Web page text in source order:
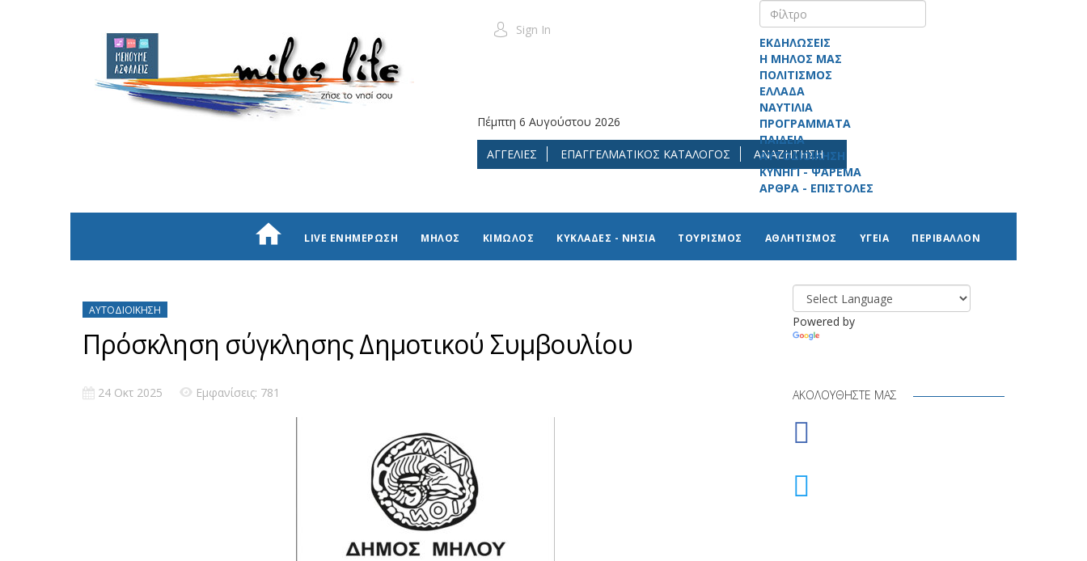
Sign In
Πέμπτη 6 Αυγούστου 2026
ΑΓΓΕΛΙΕΣ ΕΠΑΓΓΕΛΜΑΤΙΚΟΣ ΚΑΤΑΛΟΓΟΣ ΑΝΑΖΗΤΗΣΗ
ΕΚΔΗΛΩΣΕΙΣ
Η ΜΗΛΟΣ ΜΑΣ
ΠΟΛΙΤΙΣΜΟΣ
ΕΛΛΑΔΑ
ΝΑΥΤΙΛΙΑ
ΠΡΟΓΡΑΜΜΑΤΑ
ΠΑΙΔΕΙΑ
ΑΥΤΟΔΙΟΙΚΗΣΗ
ΚΥΝΗΓΙ - ΨΑΡΕΜΑ
ΑΡΘΡΑ - ΕΠΙΣΤΟΛΕΣ
LIVE ΕΝΗΜΕΡΩΣΗ ΜΗΛΟΣ ΚΙΜΩΛΟΣ ΚΥΚΛΑΔΕΣ - ΝΗΣΙΑ ΤΟΥΡΙΣΜΟΣ ΑΘΛΗΤΙΣΜΟΣ ΥΓΕΙΑ ΠΕΡΙΒΑΛΛΟΝ
ΑΥΤΟΔΙΟΊΚΗΣΗ
Πρόσκληση σύγκλησης Δημοτικού Συμβουλίου
24 Οκτ 2025 Εμφανίσεις: 781
Powered by
ΑΚΟΛΟΥΘΉΣΤΕ ΜΑΣ